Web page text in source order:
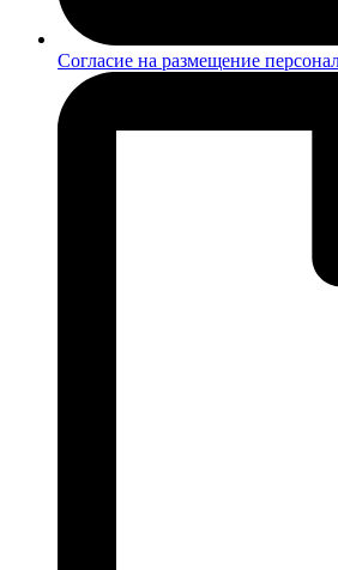
Согласие на размещение